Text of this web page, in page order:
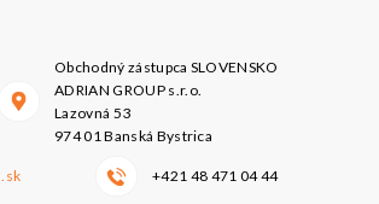
Obchodný zástupca SLOVENSKO
ADRIAN GROUP s.r.o.
Lazovná 53
974 01 Banská Bystrica
+421 48 471 04 44